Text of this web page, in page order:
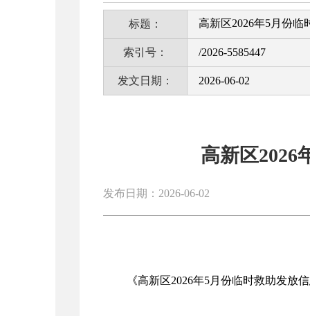
标题： 高新区2026年5月份临
索引号： /2026-5585447
发文日期： 2026-06-02
高新区2026
发布日期：2026-06-02
《高新区2026年5月份临时救助发放